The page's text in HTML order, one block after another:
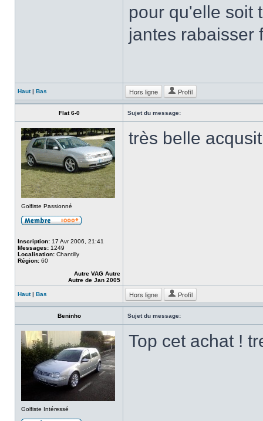
pour qu'elle soit
jantes rabaisser
Haut| Bas Hors ligne Profil
Flat 6-0 Sujet du message:
Golfiste Passionné
Inscription: 17 Avr 2006, 21:41
Messages: 1249
Localisation: Chantilly
Région: 60
Autre VAG Autre
Autre de Jan 2005
très belle
Haut| Bas Hors ligne Profil
Beninho Sujet du message:
Golfiste Intéressé
Top cet achat !